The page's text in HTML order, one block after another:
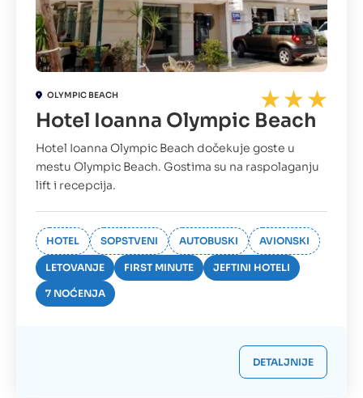
OLYMPIC BEACH
Hotel Ioanna Olympic Beach
Hotel Ioanna Olympic Beach dočekuje goste u
mestu Olympic Beach. Gostima su na raspolaganju
lift i recepcija.
HOTEL SOPSTVENI AUTOBUSKI AVIONSKI
LETOVANJE FIRST MINUTE JEFTINI HOTELI
7 NOĆENJA
DETALJNIJE